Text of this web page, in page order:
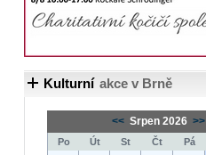
Kulturní akce v Brně
<< Srpen 2026 >>
Po Út St Čt Pá